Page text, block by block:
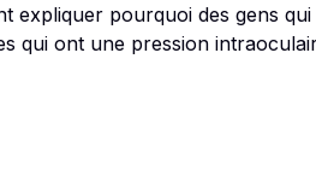
expliquer pourquoi des gens
qui ont une pression